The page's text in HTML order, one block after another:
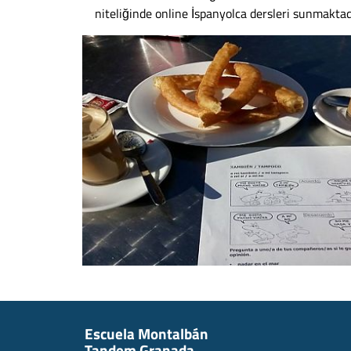
niteliğinde online İspanyolca dersleri
Escuela Montalbán